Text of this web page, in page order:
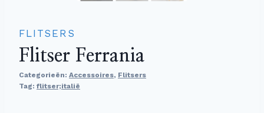
FLITSERS
Flitser Ferrania
Categorieën: Accessoires, Flitsers
Tag: flitser;italië